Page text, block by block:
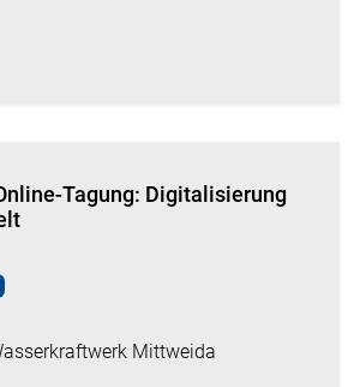
Tagung: Digitalisierung
Mittweida